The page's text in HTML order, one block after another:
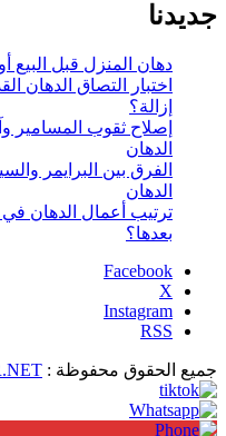
جديدنا
دهان المنزل قبل البيع
اختبار التصاق الدهان
إزالة؟
إصلاح ثقوب المسامير
الدهان
الفرق بين البرايمر
الدهان
ترتيب أعمال الدهان
بعدها؟
X
Instagram
جميع الحقوق محفوظة :